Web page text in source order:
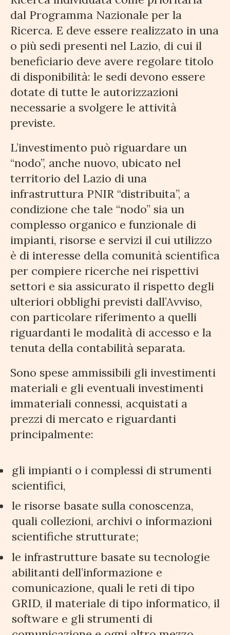
dal Programma Nazionale per la
Ricerca. E deve essere realizzato in una
o più sedi presenti nel Lazio, di cui il
beneficiario deve avere regolare titolo
di disponibilità: le sedi devono essere
dotate di tutte le autorizzazioni
necessarie a svolgere le attività
previste.
L’investimento può riguardare un
“nodo”, anche nuovo, ubicato nel
territorio del Lazio di una
infrastruttura PNIR “distribuita”, a
condizione che tale “nodo” sia un
complesso organico e funzionale di
impianti, risorse e servizi il cui utilizzo
è di interesse della comunità scientifica
per compiere ricerche nei rispettivi
settori e sia assicurato il rispetto degli
ulteriori obblighi previsti dall’Avviso,
con particolare riferimento a quelli
riguardanti le modalità di accesso e la
tenuta della contabilità separata.
Sono spese ammissibili gli investimenti
materiali e gli eventuali investimenti
immateriali connessi, acquistati a
prezzi di mercato e riguardanti
principalmente:
gli impianti o i complessi di strumenti
scientifici,
le risorse basate sulla conoscenza,
quali collezioni, archivi o informazioni
scientifiche strutturate;
le infrastrutture basate su tecnologie
abilitanti dell’informazione e
comunicazione, quali le reti di tipo
GRID, il materiale di tipo informatico, il
software e gli strumenti di